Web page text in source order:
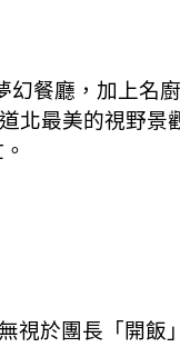
餐廳，加上名
北最美的視野
於團長「開飯